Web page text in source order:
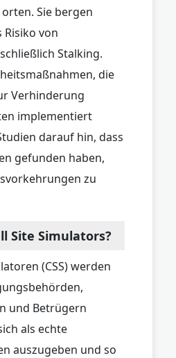
Sie bergen
Risiko von
Stalking.
die
Verhinderung
implementiert
darauf hin, dass
gefunden haben,
zu
Site Simulators?
(CSS) werden
und Betrügern
als echte
auszugeben und so